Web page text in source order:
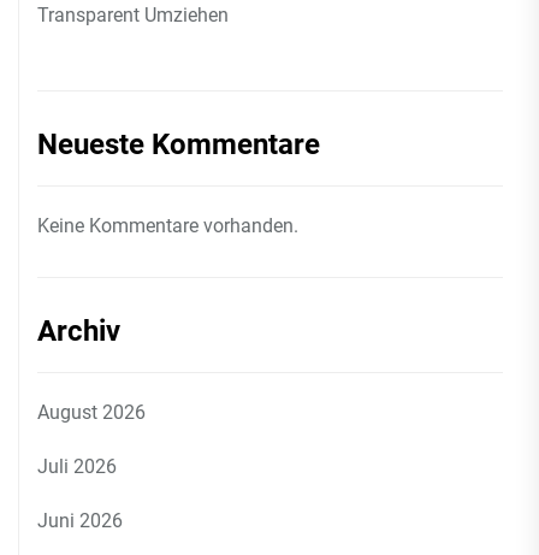
Transparent Umziehen
Neueste Kommentare
Keine Kommentare vorhanden.
Archiv
August 2026
Juli 2026
Juni 2026